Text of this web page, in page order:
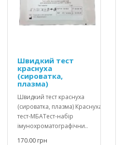
Швидкий тест
краснуха
(сироватка,
плазма)
Швидкий тест краснуха
(сироватка, плазма) Краснуха-
тест-МБАТест-набір
імунохроматографічни..
170.00 грн